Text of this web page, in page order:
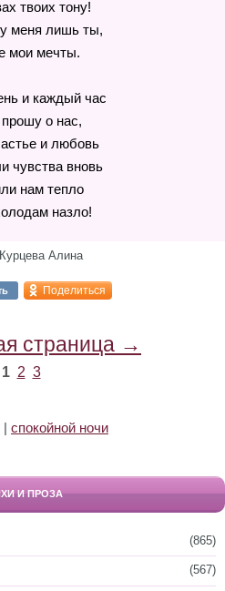
твоих тону!
меня лишь ты,
мои мечты.
и каждый час
прошу о нас,
и любовь
чувства вновь
нам тепло
назло!
Алина
Поделиться
страница →
1 2 3
| спокойной ночи
И ПРОЗА
(865)
(567)